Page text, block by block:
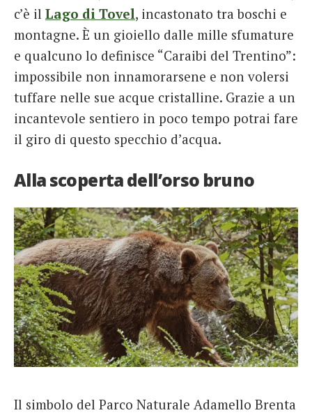
c’è il Lago di Tovel, incastonato tra boschi e
montagne. È un gioiello dalle mille sfumature
e qualcuno lo definisce “Caraibi del Trentino”:
impossibile non innamorarsene e non volersi
tuffare nelle sue acque cristalline. Grazie a un
incantevole sentiero in poco tempo potrai fare
il giro di questo specchio d’acqua.
Alla scoperta dell’orso bruno
Il simbolo del Parco Naturale Adamello Brenta